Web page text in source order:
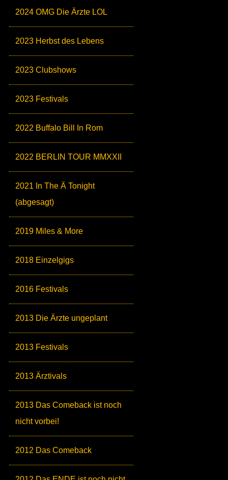
2024 OMG Die Ärzte LOL
2023 Herbst des Lebens
2023 Clubshows
2023 Festivals
2022 Buffalo Bill In Rom
2022 BERLIN TOUR MMXXII
2021 In The Ä Tonight
(abgesagt)
2019 Miles & More
2018 Einzelgigs
2016 Festivals
2013 Die Ärzte ungeplant
2013 Festivals
2013 Ärztivals
2013 Das Comeback ist noch
nicht vorbei!
2012 Das Comeback